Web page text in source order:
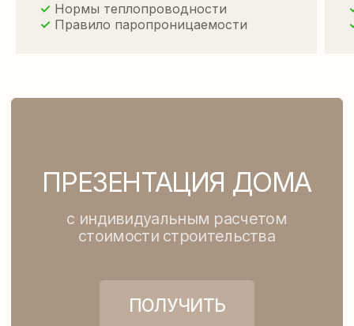
✓ Нормы теплопроводности
✓ Правило паропроницаемости
ПОДОЙТИ ЭТИ ПРОЕКТЫ